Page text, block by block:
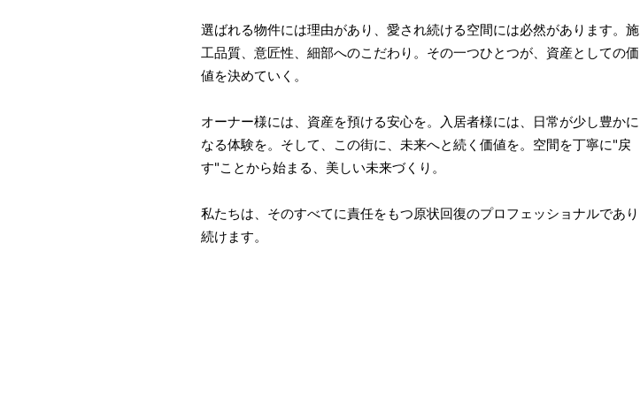
選ばれる物件には理由があり、愛され続ける空間には必然があります。施
工品質、意匠性、細部へのこだわり。その一つひとつが、資産としての価
値を決めていく。
オーナー様には、資産を預ける安心を。入居者様には、日常が少し豊かに
なる体験を。そして、この街に、未来へと続く価値を。空間を丁寧に"戻
す"ことから始まる、美しい未来づくり。
私たちは、そのすべてに責任をもつ原状回復のプロフェッショナルであり
続けます。